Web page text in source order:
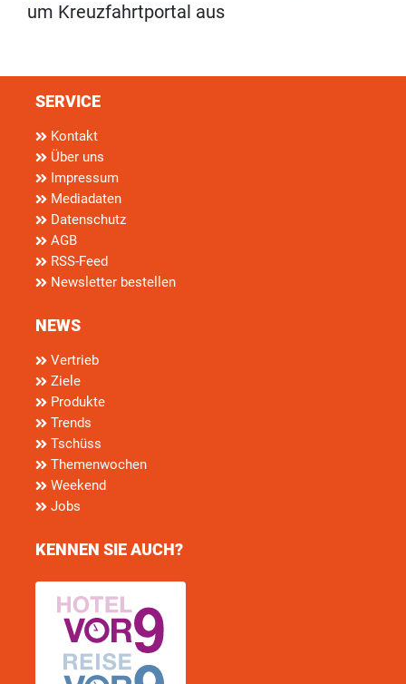
um Kreuzfahrtportal aus
SERVICE
Kontakt
Über uns
Impressum
Mediadaten
Datenschutz
AGB
RSS-Feed
Newsletter bestellen
NEWS
Vertrieb
Ziele
Produkte
Trends
Tschüss
Themenwochen
Weekend
Jobs
KENNEN SIE AUCH?